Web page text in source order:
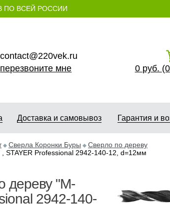
ПО ВСЕЙ РОССИИ
contact@220vek.ru
перезвоните мне
0 руб. (0
Доставка и самовывоз Гарантия и
Сверла Коронки Буры
Сверло по дереву
STAYER Professional 2942-140-12, d=12мм
дереву "M-
2942-140-